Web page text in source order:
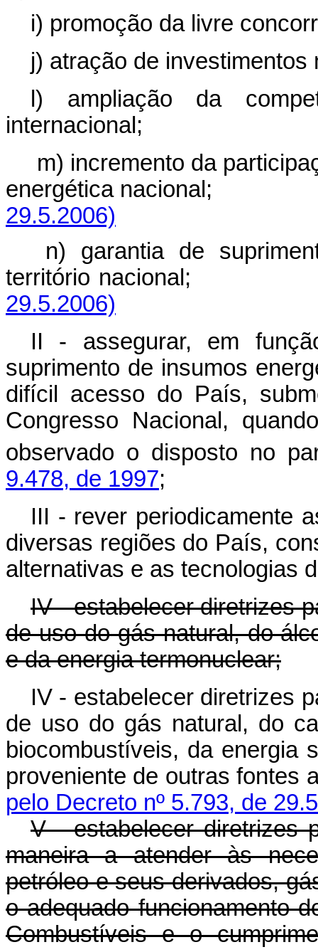
i) promoção da livre
j) atração de
l) ampliação da
internacional;
m) incremento da
energética
29.5.2006)
n) garantia de
território
29.5.2006)
II - assegurar, em
suprimento de insumos
difícil acesso do País,
Congresso Nacional,
observado o disposto no
9.478, de 1997;
III - rever periodicamente
diversas regiões do País,
alternativas e as tecnologias
IV - estabelecer diretrizes
de uso do gás natural, do
e da energia termonuclear;
IV - estabelecer diretrizes
de uso do gás natural, do
biocombustíveis, da energia
proveniente de outras fontes
pelo Decreto nº 5.793, de
V - estabelecer diretrizes
maneira a atender às
petróleo e seus derivados,
o adequado funcionamento
Combustíveis e o